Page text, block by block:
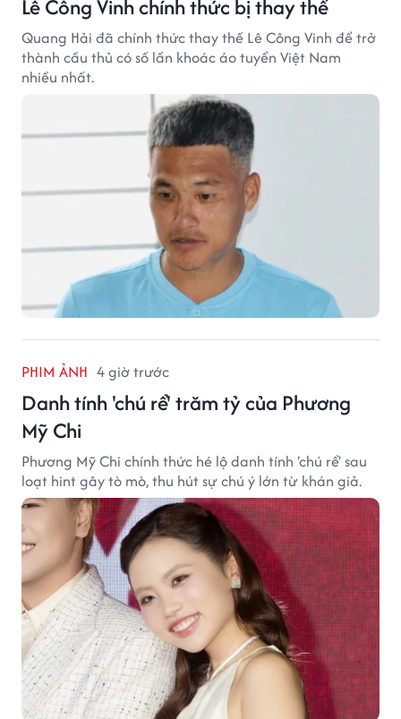
Lê Công Vinh chính thức bị thay thế
Quang Hải đã chính thức thay thế Lê Công Vinh để trở
thành cầu thủ có số lần khoác áo tuyển Việt Nam
nhiều nhất.
PHIM ẢNH 4 giờ trước
Danh tính 'chú rể' trăm tỷ của Phương
Mỹ Chi
Phương Mỹ Chi chính thức hé lộ danh tính 'chú rể' sau
loạt hint gây tò mò, thu hút sự chú ý lớn từ khán giả.